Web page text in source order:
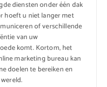
diensten onder één dak
hoeft u niet langer met
of verschillende
van uw
komt. Kortom, het
marketing bureau kan
doelen te bereiken en